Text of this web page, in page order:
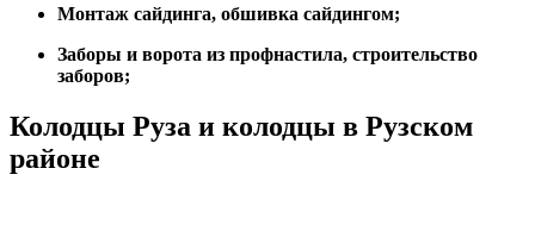
Монтаж сайдинга, обшивка сайдингом;
Заборы и ворота из профнастила, строительство
заборов;
Колодцы Руза и колодцы в Рузском
районе